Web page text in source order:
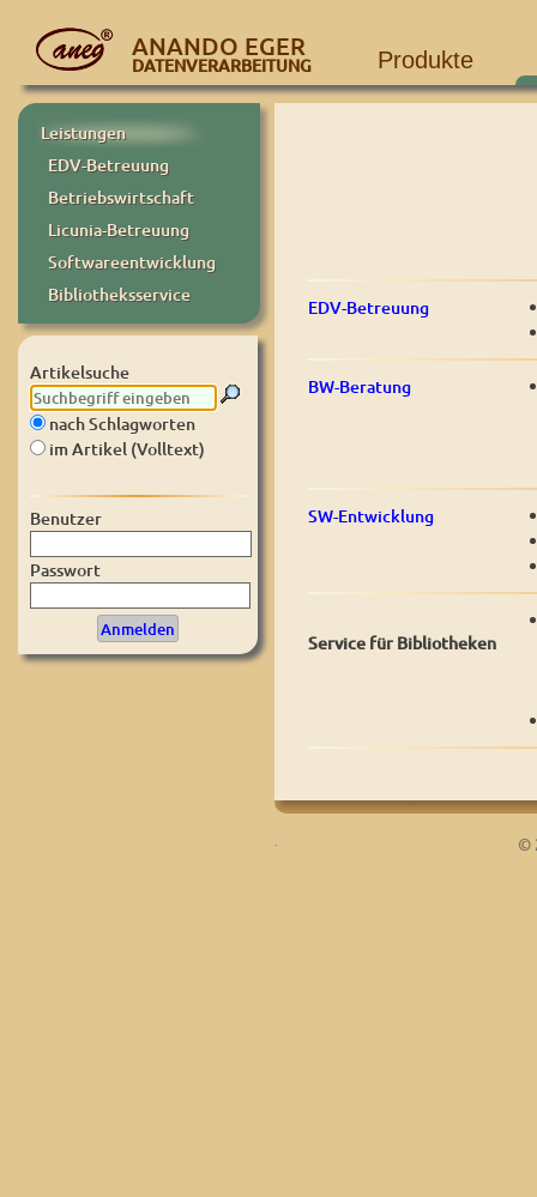
ANANDO EGER
DATENVERARBEITUNG Produkte
Leistungen
EDV-Betreuung
Betriebswirtschaft
Licunia-Betreuung
Softwareentwicklung
Bibliotheksservice
Artikelsuche
nach Schlagworten
im Artikel (Volltext)
Benutzer
Passwort
EDV-Betreuung
BW-Beratung
SW-Entwicklung
Service für Bibliotheken
©